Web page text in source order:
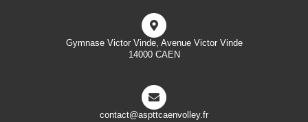
Gymnase Victor Vinde, Avenue Victor Vinde
14000 CAEN
contact@aspttcaenvolley.fr